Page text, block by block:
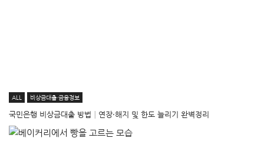
ALL 비상금대출·금융정보
국민은행 비상금대출 방법│연장·해지 및 한도 늘리기 완벽정리